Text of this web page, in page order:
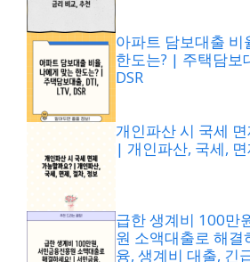
아파트 담보대출 비
한도는? | 주택담보
DSR
개인파산 시 국세
| 개인파산, 국세,
급한 생계비 100만
원 소액대출로 해
융, 생계비 대출, 긴